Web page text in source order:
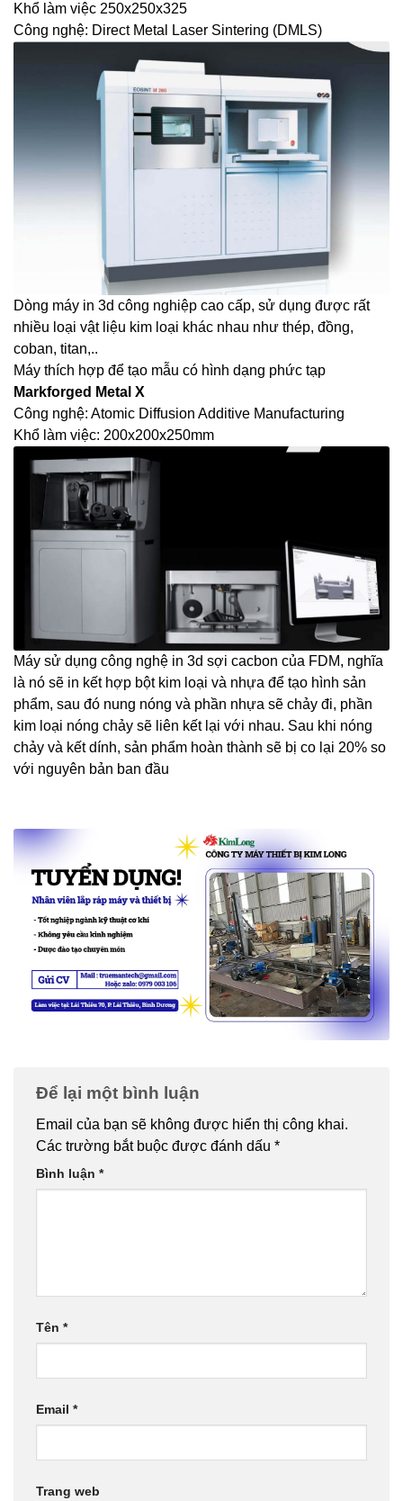
Khổ làm việc 250x250x325
Công nghệ: Direct Metal Laser Sintering (DMLS)
Dòng máy in 3d công nghiệp cao cấp, sử dụng được rất
nhiều loại vật liệu kim loại khác nhau như thép, đồng,
coban, titan,..
Máy thích hợp để tạo mẫu có hình dạng phức tạp
Markforged Metal X
Công nghệ: Atomic Diffusion Additive Manufacturing
Khổ làm việc: 200x200x250mm
Máy sử dụng công nghệ in 3d sợi cacbon của FDM, nghĩa
là nó sẽ in kết hợp bột kim loại và nhựa để tạo hình sản
phẩm, sau đó nung nóng và phần nhựa sẽ chảy đi, phần
kim loại nóng chảy sẽ liên kết lại với nhau. Sau khi nóng
chảy và kết dính, sản phẩm hoàn thành sẽ bị co lại 20% so
với nguyên bản ban đầu
Để lại một bình luận
Email của bạn sẽ không được hiển thị công khai.
Các trường bắt buộc được đánh dấu *
Bình luận *
Tên *
Email *
Trang web